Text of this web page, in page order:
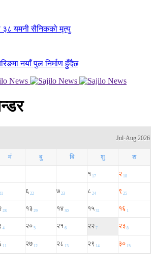
३८ यमनी सैनिकको मृत्यु
नयाँ पुल निर्माण हुँदैछ